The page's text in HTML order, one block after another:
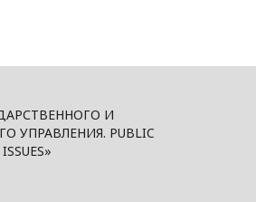
И
УПРАВЛЕНИЯ. PUBLIC